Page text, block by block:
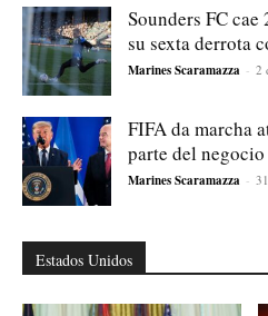
Sounders FC
su sexta derrota
Marines Scaramazza - 2
FIFA da marcha
parte del
Marines Scaramazza -
Estados Unidos